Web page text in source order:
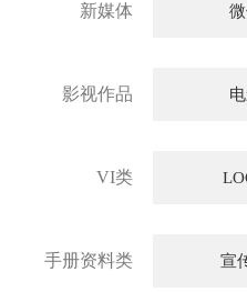
新媒体
影视作品
VI类
手册资料类 宣